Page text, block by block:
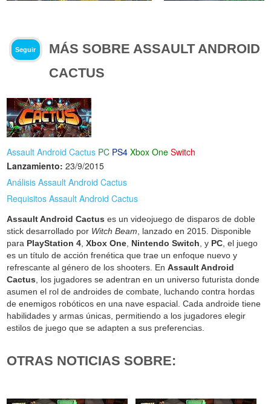
Seguir
MÁS SOBRE ASSAULT ANDROID
CACTUS
Assault Android Cactus PC PS4 Xbox One Switch
Lanzamiento: 23/9/2015
Análisis Assault Android Cactus
Requisitos Assault Android Cactus
Assault Android Cactus es un videojuego de disparos de doble
stick desarrollado por Witch Beam, lanzado en 2015. Disponible
para PlayStation 4,Xbox One, Nintendo Switch, y PC, el juego
es un título de acción frenética que trae un enfoque nuevo y
refrescante al género de los shooters. EnAssault Android
Cactus, los jugadores se adentran en un universo futurista donde
asumen el rol de androides de combate, luchando contra hordas
de enemigos robóticos en una nave espacial. Cada androide tiene
habilidades y armas únicas, permitiendo a los jugadores elegir
estilos de juego que se adapten a sus preferencias.
OTRAS NOTICIAS SOBRE: